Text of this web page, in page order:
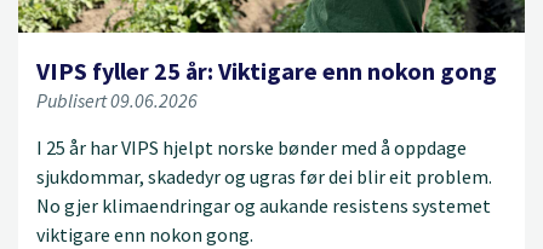
VIPS fyller 25 år: Viktigare enn nokon gong
Publisert 09.06.2026
I 25 år har VIPS hjelpt norske bønder med å oppdage
sjukdommar, skadedyr og ugras før dei blir eit problem.
No gjer klimaendringar og aukande resistens systemet
viktigare enn nokon gong.